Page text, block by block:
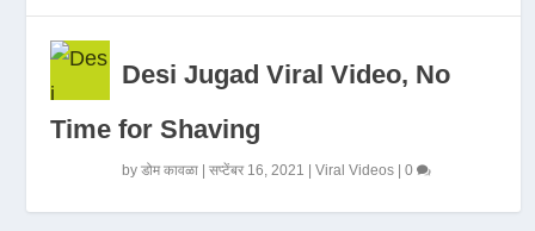
Desi Jugad Viral Video, No
Time for Shaving
byडोम कावळा |सप्टेंबर 16, 2021 |Viral Videos |0